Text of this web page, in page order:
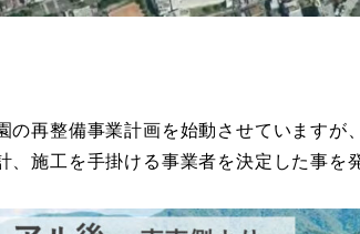
の再整備事業計画を始動させていますが
、施工を手掛ける事業者を決定した事を